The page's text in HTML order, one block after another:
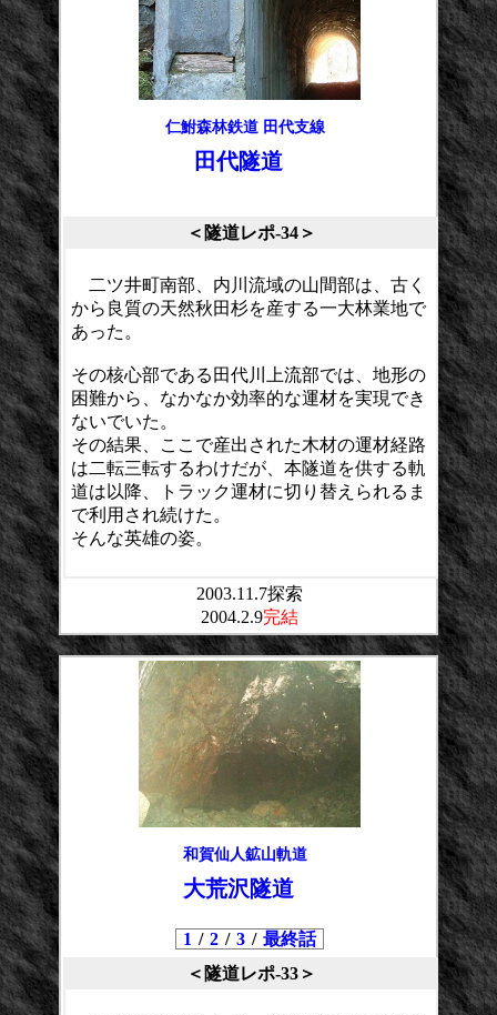
仁鮒森林鉄道 田代支線
田代隧道
＜隧道レポ-34＞
二ツ井町南部、内川流域の山間部は、古く
から良質の天然秋田杉を産する一大林業地で
あった。
その核心部である田代川上流部では、地形の
困難から、なかなか効率的な運材を実現でき
ないでいた。
その結果、ここで産出された木材の運材経路
は二転三転するわけだが、本隧道を供する軌
道は以降、トラック運材に切り替えられるま
で利用され続けた。
そんな英雄の姿。
2003.11.7探索
2004.2.9完結
和賀仙人鉱山軌道
大荒沢隧道
1 / 2 / 3 / 最終話
＜隧道レポ-33＞